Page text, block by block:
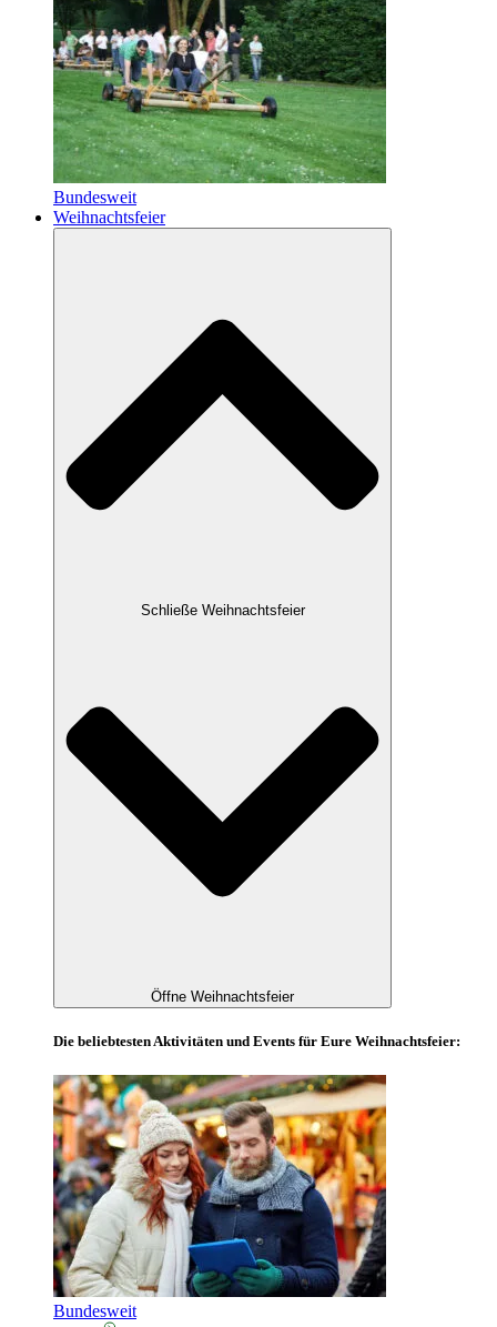
Bundesweit
Weihnachtsfeier
Schließe Weihnachtsfeier
Öffne Weihnachtsfeier
Die beliebtesten Aktivitäten und Events für Eure Weihnachtsfeier:
Bundesweit